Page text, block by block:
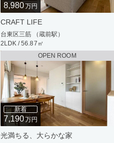
8,980万円
CRAFT LIFE
台東区三筋 （蔵前駅）
2LDK / 56.87㎡
OPEN ROOM
新着
7,190万円
光満ちる、大らかな家